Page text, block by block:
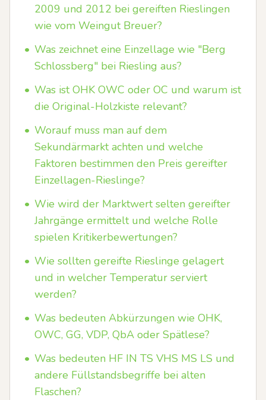
2009 und 2012 bei gereiften Rieslingen
wie vom Weingut Breuer?
• Was zeichnet eine Einzellage wie "Berg
Schlossberg" bei Riesling aus?
• Was ist OHK OWC oder OC und warum ist
die Original-Holzkiste relevant?
• Worauf muss man auf dem
Sekundärmarkt achten und welche
Faktoren bestimmen den Preis gereifter
Einzellagen-Rieslinge?
• Wie wird der Marktwert selten gereifter
Jahrgänge ermittelt und welche Rolle
spielen Kritikerbewertungen?
• Wie sollten gereifte Rieslinge gelagert
und in welcher Temperatur serviert
werden?
• Was bedeuten Abkürzungen wie OHK,
OWC, GG, VDP, QbA oder Spätlese?
• Was bedeuten HF IN TS VHS MS LS und
andere Füllstandsbegriffe bei alten
Flaschen?